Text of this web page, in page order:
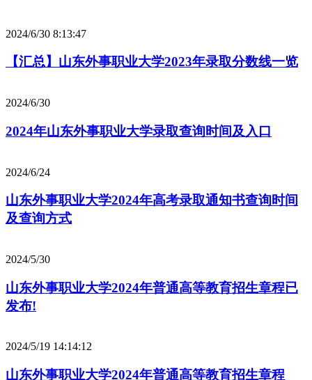
2024/6/30 8:13:47
【汇总】山东外事职业大学2023年录取分数线一览
2024/6/30
2024年山东外事职业大学录取查询时间及入口
2024/6/24
山东外事职业大学2024年高考录取通知书查询时间
及查询方式
2024/5/30
山东外事职业大学2024年普通高等教育招生章程已
发布!
2024/5/19 14:14:12
山东外事职业大学2024年普通高等教育招生章程